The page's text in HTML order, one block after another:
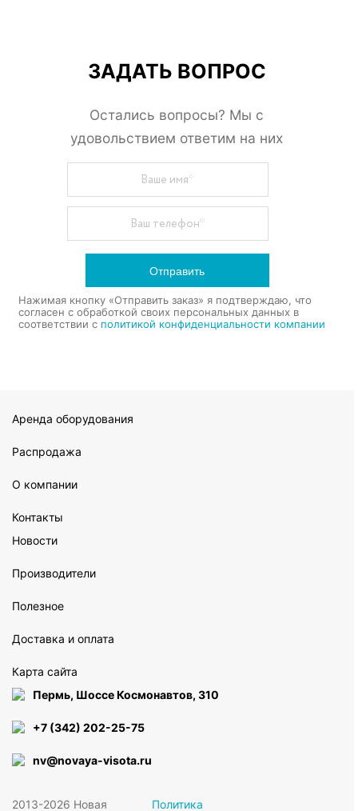
ЗАДАТЬ ВОПРОС
Остались вопросы? Мы с
удовольствием ответим на них
Отправить
Нажимая кнопку «Отправить заказ» я подтверждаю, что
согласен с обработкой своих персональных данных в
соответствии с политикой конфиденциальности компании
Аренда оборудования
Распродажа
О компании
Контакты
Новости
Производители
Полезное
Доставка и оплата
Карта сайта
Пермь, Шоссе Космонавтов, 310
+7 (342) 202-25-75
nv@novaya-visota.ru
2013-2026 Новая Политика